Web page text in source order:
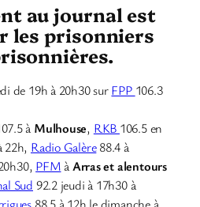
au journal est
les prisonniers
de 19h à 20h30 surFPP 106.3
à Mulhouse, RKB 106.5 en
22h, Radio Galère88.4 à
PFMàArras et alentours
Sud 92.2 jeudi à 17h30 à